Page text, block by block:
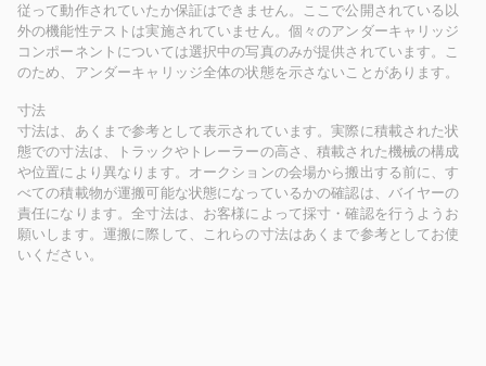
従って動作されていたか保証はできません。ここで公開されている以
外の機能性テストは実施されていません。個々のアンダーキャリッジ
コンポーネントについては選択中の写真のみが提供されています。こ
のため、アンダーキャリッジ全体の状態を示さないことがあります。
寸法
寸法は、あくまで参考として表示されています。実際に積載された状
態での寸法は、トラックやトレーラーの高さ、積載された機械の構成
や位置により異なります。オークションの会場から搬出する前に、す
べての積載物が運搬可能な状態になっているかの確認は、バイヤーの
責任になります。全寸法は、お客様によって採寸・確認を行うようお
願いします。運搬に際して、これらの寸法はあくまで参考としてお使
いください。